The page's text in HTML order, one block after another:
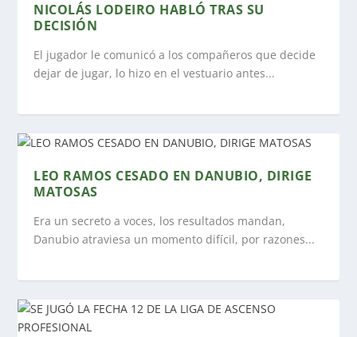
NICOLÁS LODEIRO HABLÓ TRAS SU
DECISIÓN
El jugador le comunicó a los compañeros que decide
dejar de jugar, lo hizo en el vestuario antes...
LEO RAMOS CESADO EN DANUBIO, DIRIGE
MATOSAS
Era un secreto a voces, los resultados mandan,
Danubio atraviesa un momento difícil, por razones...